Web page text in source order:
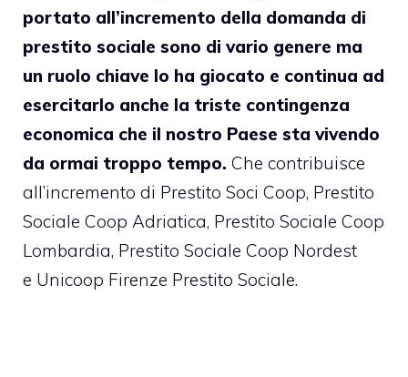
portato all’incremento della domanda di
prestito sociale sono di vario genere ma
un ruolo chiave lo ha giocato e continua ad
esercitarlo anche la triste contingenza
economica che il nostro Paese sta vivendo
da ormai troppo tempo. Che contribuisce
all’incremento di Prestito Soci Coop, Prestito
Sociale Coop Adriatica, Prestito Sociale Coop
Lombardia, Prestito Sociale Coop Nordest
e Unicoop Firenze Prestito Sociale.